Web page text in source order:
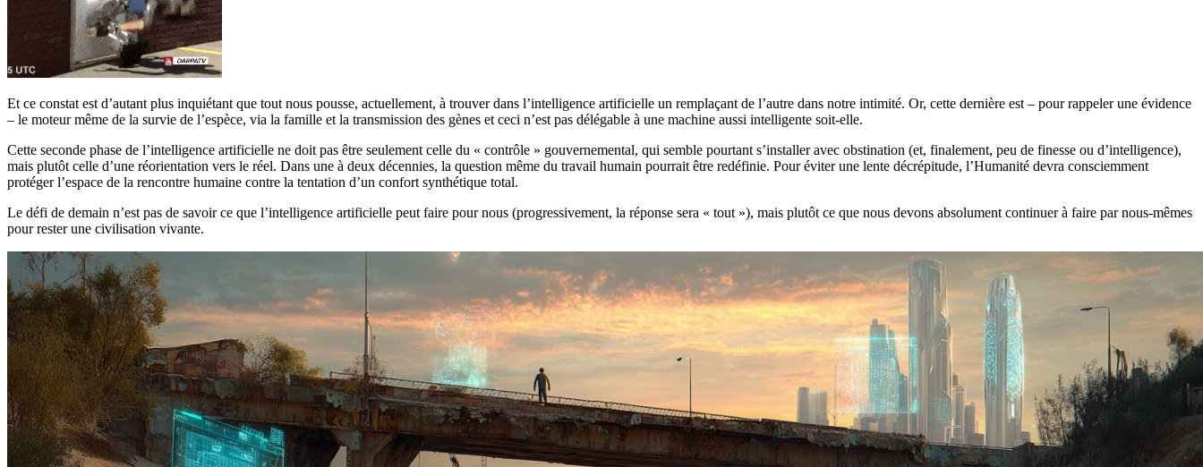
Et ce constat est d’autant plus inquiétant que tout nous pousse, actuellement, à trouver dans l’intelligence artificielle un remplaçant de l’autre dans notre intimité. Or, cette dernière est – pour rappeler une évidence
– le moteur même de la survie de l’espèce, via la famille et la transmission des gènes et ceci n’est pas délégable à une machine aussi intelligente soit-elle.
Cette seconde phase de l’intelligence artificielle ne doit pas être seulement celle du « contrôle » gouvernemental, qui semble pourtant s’installer avec obstination (et, finalement, peu de finesse ou d’intelligence),
mais plutôt celle d’une réorientation vers le réel. Dans une à deux décennies, la question même du travail humain pourrait être redéfinie. Pour éviter une lente décrépitude, l’Humanité devra consciemment
protéger l’espace de la rencontre humaine contre la tentation d’un confort synthétique total.
Le défi de demain n’est pas de savoir ce que l’intelligence artificielle peut faire pour nous (progressivement, la réponse sera « tout »), mais plutôt ce que nous devons absolument continuer à faire par nous-mêmes
pour rester une civilisation vivante.